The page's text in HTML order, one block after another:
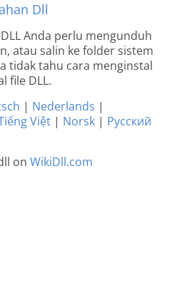
Dll
Anda perlu mengunduh
atau salin ke folder sistem
tidak tahu cara menginstal
file DLL.
| Nederlands |
Việt | Norsk | Русский
on WikiDll.com